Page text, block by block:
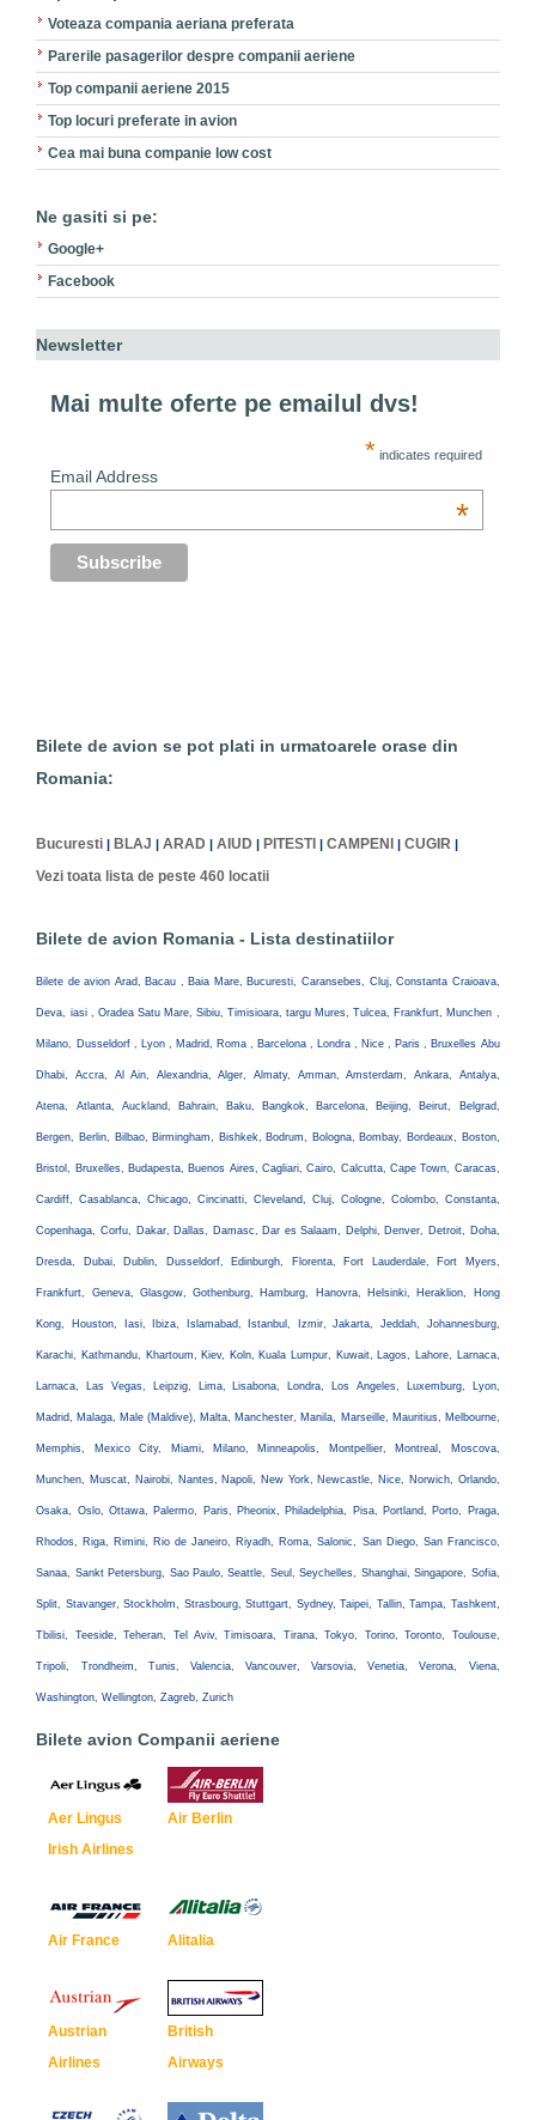
Voteaza compania aeriana preferata
Parerile pasagerilor despre companii aeriene
Top companii aeriene 2015
Top locuri preferate in avion
Cea mai buna companie low cost
Ne gasiti si pe:
Google+
Facebook
Newsletter
Mai multe oferte pe emailul dvs!
* indicates required
Email Address
*
Bilete de avion se pot plati in urmatoarele orase din
Romania:
Bucuresti BLAJ |ARAD |AIUD PITESTI |CAMPENI |CUGIR
Vezi toata lista de peste 460 locatii
Bilete de avion Romania - Lista destinatiilor
Bilete de avion Arad, Bacau , Baia Mare, Bucuresti, Caransebes, Cluj, Constanta Craioava,
Deva, iasi , Oradea Satu Mare, Sibiu, Timisioara, targu Mures, Tulcea, Frankfurt, Munchen ,
Milano, Dusseldorf , Lyon , Madrid, Roma , Barcelona , Londra , Nice , Paris , Bruxelles Abu
Dhabi, Accra, Al Ain, Alexandria, Alger, Almaty, Amman, Amsterdam, Ankara, Antalya,
Atena, Atlanta, Auckland, Bahrain, Baku, Bangkok, Barcelona, Beijing, Beirut, Belgrad,
Bergen, Berlin, Bilbao, Birmingham, Bishkek, Bodrum, Bologna, Bombay, Bordeaux, Boston,
Bristol, Bruxelles, Budapesta, Buenos Aires, Cagliari, Cairo, Calcutta, Cape Town, Caracas,
Cardiff, Casablanca, Chicago, Cincinatti, Cleveland, Cluj, Cologne, Colombo, Constanta,
Copenhaga, Corfu, Dakar, Dallas, Damasc, Dar es Salaam, Delphi, Denver, Detroit, Doha,
Dresda, Dubai, Dublin, Dusseldorf, Edinburgh, Florenta, Fort Lauderdale, Fort Myers,
Frankfurt, Geneva, Glasgow, Gothenburg, Hamburg, Hanovra, Helsinki, Heraklion, Hong
Kong, Houston, Iasi, Ibiza, Islamabad, Istanbul, Izmir, Jakarta, Jeddah, Johannesburg,
Karachi, Kathmandu, Khartoum, Kiev, Koln, Kuala Lumpur, Kuwait, Lagos, Lahore, Larnaca,
Larnaca, Las Vegas, Leipzig, Lima, Lisabona, Londra, Los Angeles, Luxemburg, Lyon,
Madrid, Malaga, Male (Maldive), Malta, Manchester, Manila, Marseille, Mauritius, Melbourne,
Memphis, Mexico City, Miami, Milano, Minneapolis, Montpellier, Montreal, Moscova,
Munchen, Muscat, Nairobi, Nantes, Napoli, New York, Newcastle, Nice, Norwich, Orlando,
Osaka, Oslo, Ottawa, Palermo, Paris, Pheonix, Philadelphia, Pisa, Portland, Porto, Praga,
Rhodos, Riga, Rimini, Rio de Janeiro, Riyadh, Roma, Salonic, San Diego, San Francisco,
Sanaa, Sankt Petersburg, Sao Paulo, Seattle, Seul, Seychelles, Shanghai, Singapore, Sofia,
Split, Stavanger, Stockholm, Strasbourg, Stuttgart, Sydney, Taipei, Tallin, Tampa, Tashkent,
Tbilisi, Teeside, Teheran, Tel Aviv, Timisoara, Tirana, Tokyo, Torino, Toronto, Toulouse,
Tripoli, Trondheim, Tunis, Valencia, Vancouver, Varsovia, Venetia, Verona, Viena,
Washington, Wellington, Zagreb, Zurich
Bilete avion Companii aeriene
Aer Lingus
Irish Airlines
Air Berlin
Air France Alitalia
Austrian
Airlines
British
Airways